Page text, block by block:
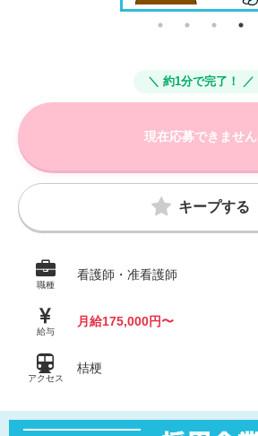
＼ 約1分で完了！ ／
現在応募できません
キープする
職種
看護師・准看護師
給与
月給175,000円〜
アクセス
桔梗